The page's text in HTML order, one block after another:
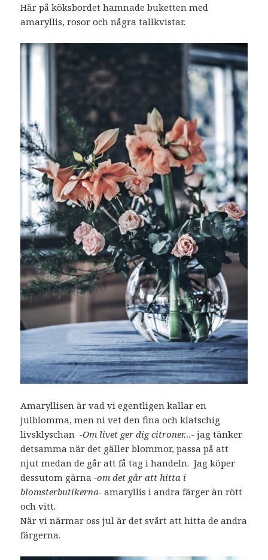
Här på köksbordet hamnade buketten med
amaryllis, rosor och några tallkvistar.
Amaryllisen är vad vi egentligen kallar en
julblomma, men ni vet den fina och klatschig
livsklyschan-Om livet ger dig citroner…-jag tänker
detsamma när det gäller blommor, passa på att
njut medan de går att få tag i handeln. Jag köper
dessutom gärna-om det går att hitta i
blomsterbutikerna- amaryllis i andra färger än rött
och vitt.
När vi närmar oss jul är det svårt att hitta de andra
färgerna.